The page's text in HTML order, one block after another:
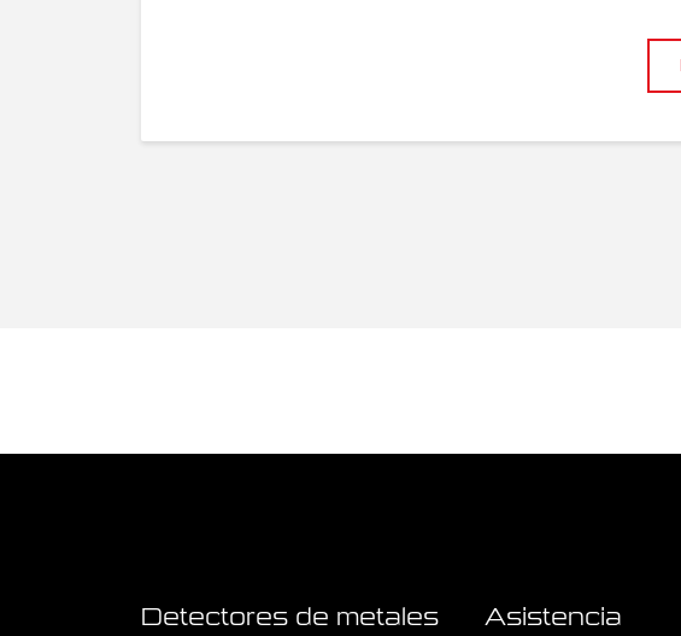
Detectores de metales Asistencia